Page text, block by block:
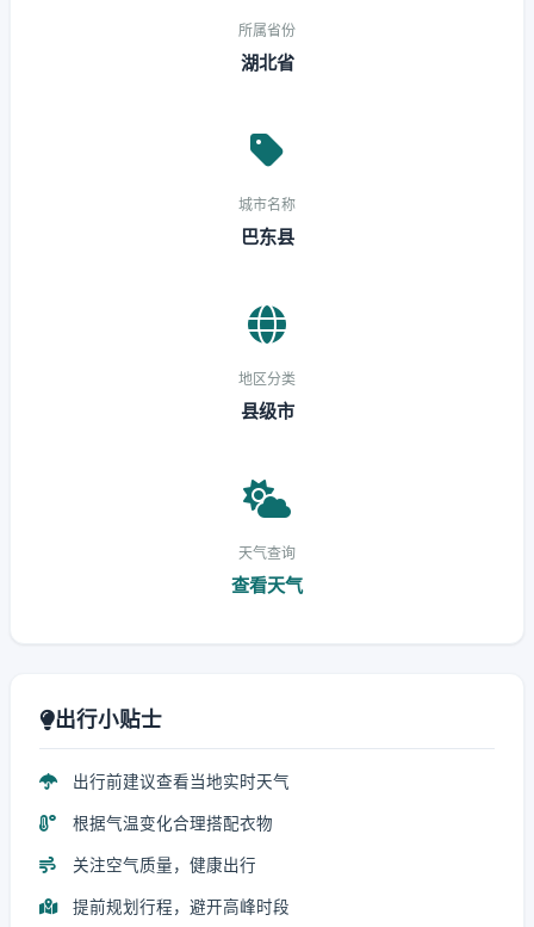
所属省份
湖北省
城市名称
巴东县
地区分类
县级市
天气查询
查看天气
出行小贴士
出行前建议查看当地实时天气
根据气温变化合理搭配衣物
关注空气质量，健康出行
提前规划行程，避开高峰时段